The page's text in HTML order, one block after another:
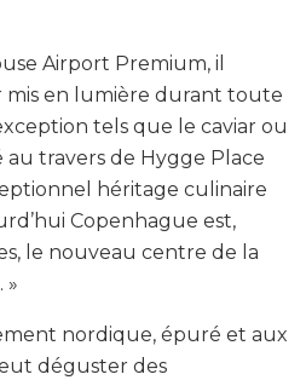
Airport Premium, il
mis en lumière durant toute
tels que le caviar ou
au travers de Hygge Place
héritage culinaire
Copenhague est,
le nouveau centre de la
»
nordique, épuré et aux
déguster des